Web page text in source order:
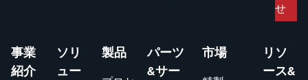
せ
事業
紹介
ソリ
ュー
製品
パーツ
&サー
市場
リソ
ース&